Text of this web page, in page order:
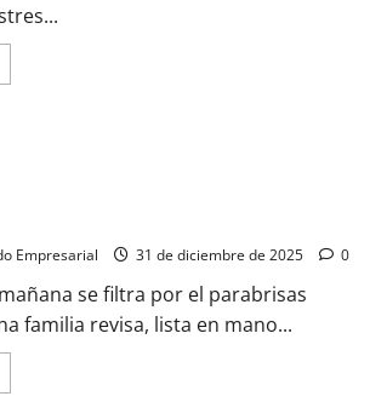
Empresarial 31 de diciembre de 2025 0
se filtra por el parabrisas
familia revisa, lista en mano...